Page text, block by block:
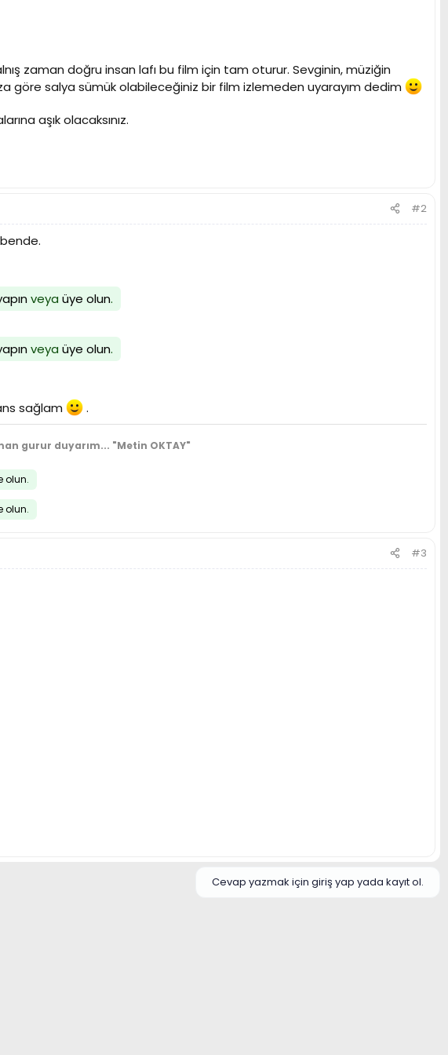
zaman doğru insan lafı bu film için tam oturur. Sevginin, müziğin
göre salya sümük olabileceğiniz bir film izlemeden uyarayım dedim
aşık olacaksınız.
#2
veya üye olun.
veya üye olun.
sağlam .
gurur duyarım... "Metin OKTAY"
olun.
olun.
#3
Cevap yazmak için giriş yap yada kayıt ol.